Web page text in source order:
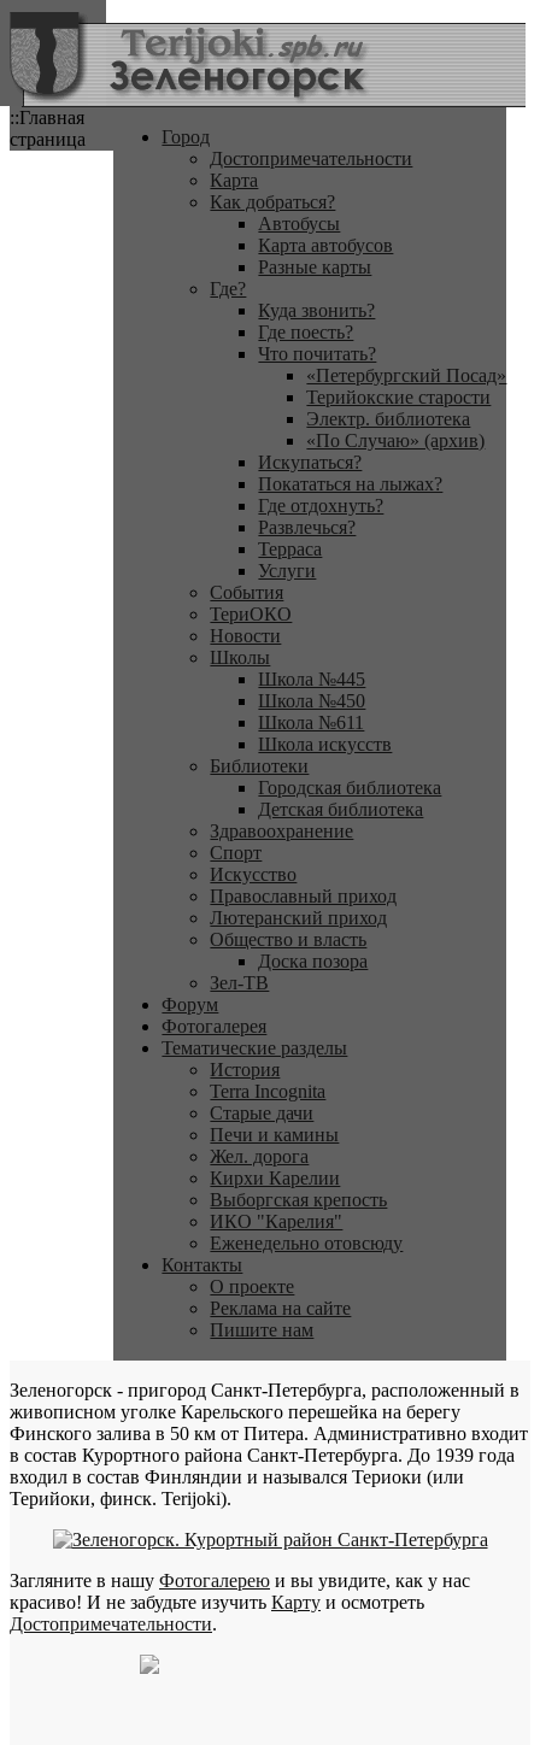
::Главная
страница
Город
Достопримечательности
Карта
Как добраться?
Автобусы
Карта автобусов
Разные карты
Где?
Куда звонить?
Где поесть?
Что почитать?
«Петербургский Посад»
Терийокские старости
Электр. библиотека
«По Случаю» (архив)
Искупаться?
Покататься на лыжах?
Где отдохнуть?
Развлечься?
Терраса
Услуги
События
ТериОКО
Новости
Школы
Школа №445
Школа №450
Школа №611
Школа искусств
Библиотеки
Городская библиотека
Детская библиотека
Здравоохранение
Спорт
Искусство
Православный приход
Лютеранский приход
Общество и власть
Доска позора
Зел-ТВ
Форум
Фотогалерея
Тематические разделы
История
Terra Incognita
Старые дачи
Печи и камины
Жел. дорога
Кирхи Карелии
Выборгская крепость
ИКО "Карелия"
Еженедельно отовсюду
Контакты
О проекте
Реклама на сайте
Пишите нам
Зеленогорск - пригород Санкт-Петербурга, расположенный в
живописном уголке Карельского перешейка на берегу
Финского залива в 50 км от Питера. Административно входит
в состав Курортного района Санкт-Петербурга. До 1939 года
входил в состав Финляндии и назывался Териоки (или
Терийоки, финск. Terijoki).
Загляните в нашу Фотогалерею и вы увидите, как у нас
красиво! И не забудьте изучить Карту и осмотреть
Достопримечательности.